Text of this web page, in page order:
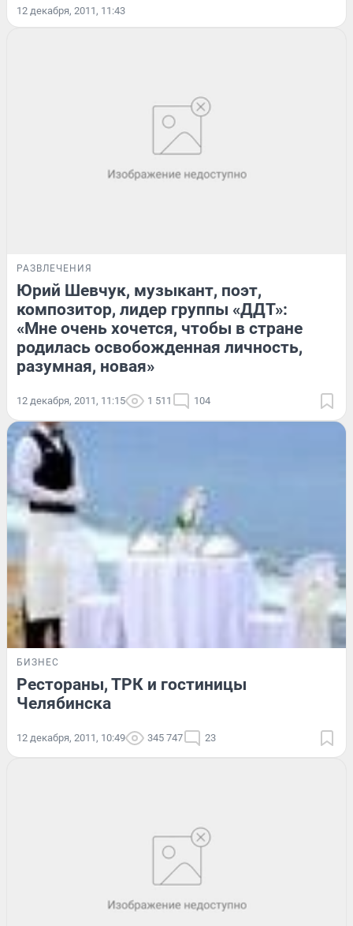
12 декабря, 2011, 11:43
РАЗВЛЕЧЕНИЯ
Юрий Шевчук, музыкант, поэт,
композитор, лидер группы «ДДТ»:
«Мне очень хочется, чтобы в стране
родилась освобожденная личность,
разумная, новая»
12 декабря, 2011, 11:15 1 511 104
БИЗНЕС
Рестораны, ТРК и гостиницы
Челябинска
12 декабря, 2011, 10:49 345 747 23